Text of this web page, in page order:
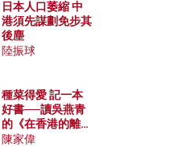
日本人口萎縮 中
港須先謀劃免步其
後塵
陸振球
種菜得愛 記一本
好書──讀吳燕青
的《在香港的離島
種菜》
陳家偉